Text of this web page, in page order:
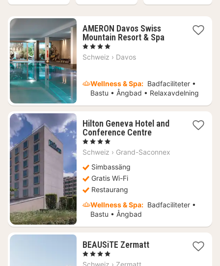
AMERON Davos Swiss
Mountain Resort & Spa1
, 4 Stjärnor
Schweiz › Davos
Wellness & Spa: Badfaciliteter •
Bastu • Ångbad • Relaxavdelning
Hilton Geneva Hotel and
Conference Centre1
från
, 4 Stjärnor
Schweiz › Grand-Saconnex
Simbassäng
Gratis Wi-Fi
Restaurang
Wellness & Spa: Badfaciliteter •
Bastu • Ångbad
BEAUSiTE Zermatt1
, 4 Stjärnor
Schweiz › Zermatt